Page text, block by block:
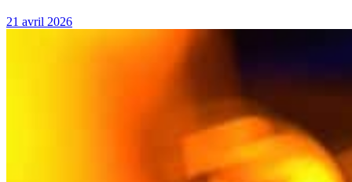
21 avril 2026